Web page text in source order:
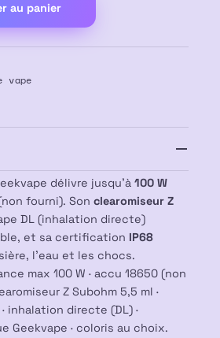
au panier
vape
délivre jusqu’à 100 W
fourni). Son clearomiseur Z
DL (inhalation directe)
et sa certification IP68
l’eau et les chocs.
max 100 W · accu 18650 (non
Z Subohm 5,5 ml ·
inhalation directe (DL) ·
Geekvape · coloris au choix.